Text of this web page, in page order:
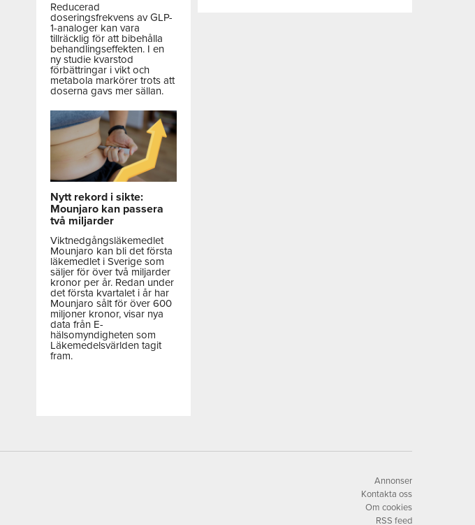
Reducerad
doseringsfrekvens av GLP-
1-analoger kan vara
tillräcklig för att bibehålla
behandlingseffekten. I en
ny studie kvarstod
förbättringar i vikt och
metabola markörer trots att
doserna gavs mer sällan.
Nytt rekord i sikte:
Mounjaro kan passera
två miljarder
Viktnedgångsläkemedlet
Mounjaro kan bli det första
läkemedlet i Sverige som
säljer för över två miljarder
kronor per år. Redan under
det första kvartalet i år har
Mounjaro sålt för över 600
miljoner kronor, visar nya
data från E-
hälsomyndigheten som
Läkemedelsvärlden tagit
fram.
Annonser
Kontakta oss
Om cookies
RSS feed